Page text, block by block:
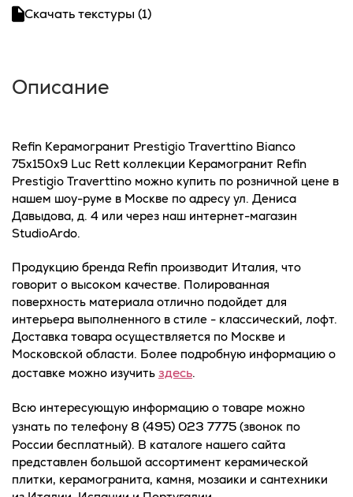
Скачать текстуры (1)
Описание
Refin Керамогранит Prestigio Traverttino Bianco
75x150x9 Luc Rett коллекции Керамогранит Refin
Prestigio Traverttino можно купить по розничной цене в
нашем шоу-руме в Москве по адресу ул. Дениса
Давыдова, д. 4 или через наш интернет-магазин
StudioArdo.
Продукцию бренда Refin производит Италия, что
говорит о высоком качестве. Полированная
поверхность материала отлично подойдет для
интерьера выполненного в стиле - классический, лофт.
Доставка товара осуществляется по Москве и
Московской области. Более подробную информацию о
доставке можно изучить здесь.
Всю интересующую информацию о товаре можно
узнать по телефону 8 (495) 023 7775 (звонок по
России бесплатный). В каталоге нашего сайта
представлен большой ассортимент керамической
плитки, керамогранита, камня, мозаики и сантехники